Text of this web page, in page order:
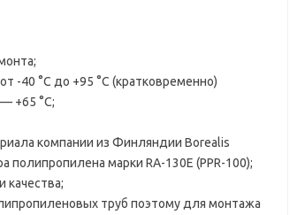
-40 °С до +95 °С (кратковременно)
+65 °С;
компании из Финляндии Borealis
полипропилена марки RA-130E (PPR-100);
труб поэтому для монтажа